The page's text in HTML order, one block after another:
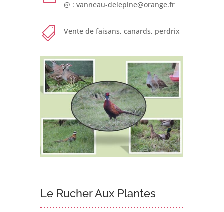
@ : vanneau-delepine@orange.fr
 Vente de faisans, canards, perdrix
Le Rucher Aux Plantes